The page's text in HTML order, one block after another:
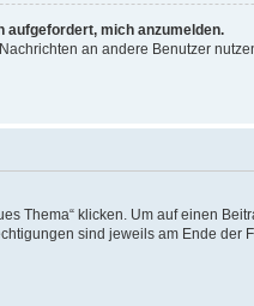
aufgefordert, mich anzumelden.
an andere Benutzer
Thema“ klicken. Um auf einen
sind jeweils am Ende der